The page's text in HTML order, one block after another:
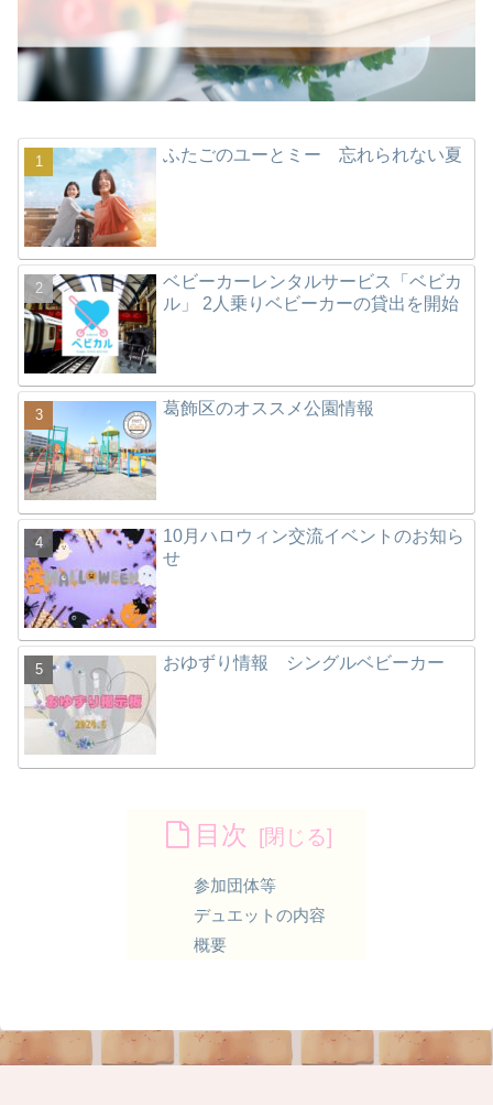
ふたごのユーとミー 忘れられない夏
ベビーカーレンタルサービス「ベビカ
ル」 2人乗りベビーカーの貸出を開始
葛飾区のオススメ公園情報
10月ハロウィン交流イベントのお知ら
せ
おゆずり情報 シングルベビーカー
目次
参加団体等
デュエットの内容
概要